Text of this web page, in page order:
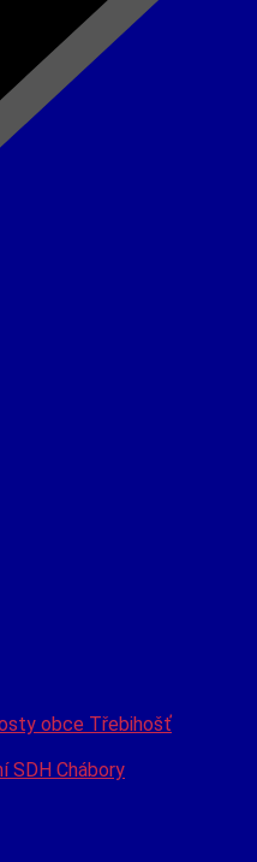
obce Třebihošť
SDH Chábory